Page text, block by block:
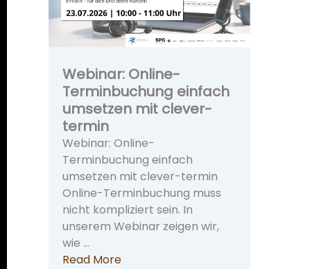
Webinar: Online-
Terminbuchung einfach
umsetzen mit clever-
termin
Webinar: Online-
Terminbuchung einfach
umsetzen mit clever-termin
Online-Terminbuchung muss
nicht kompliziert sein. In
unserem Webinar zeigen wir,
wie …
Read More